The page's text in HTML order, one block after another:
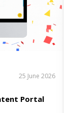
25 June 2026
Portal